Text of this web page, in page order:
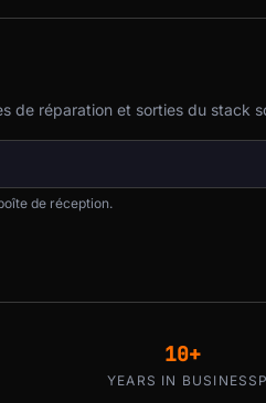
de réparation et sorties du stack
de réception.
10+
YEARS IN BUSINESS